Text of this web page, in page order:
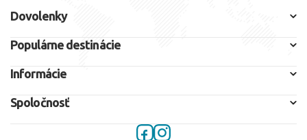
Dovolenky
Populárne destinácie
Informácie
Spoločnosť